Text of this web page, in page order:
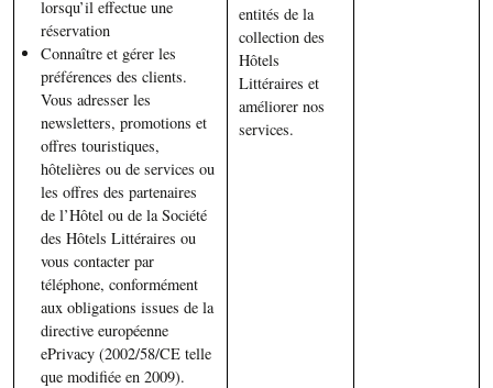
lorsqu’il effectue une
réservation
Connaître et gérer les
préférences des clients.
Vous adresser les
newsletters, promotions et
offres touristiques,
hôtelières ou de services ou
les offres des partenaires
de l’Hôtel ou de la Société
des Hôtels Littéraires ou
vous contacter par
téléphone, conformément
aux obligations issues de la
directive européenne
ePrivacy (2002/58/CE telle
que modifiée en 2009).
entités de la
collection des
Hôtels
Littéraires et
améliorer nos
services.